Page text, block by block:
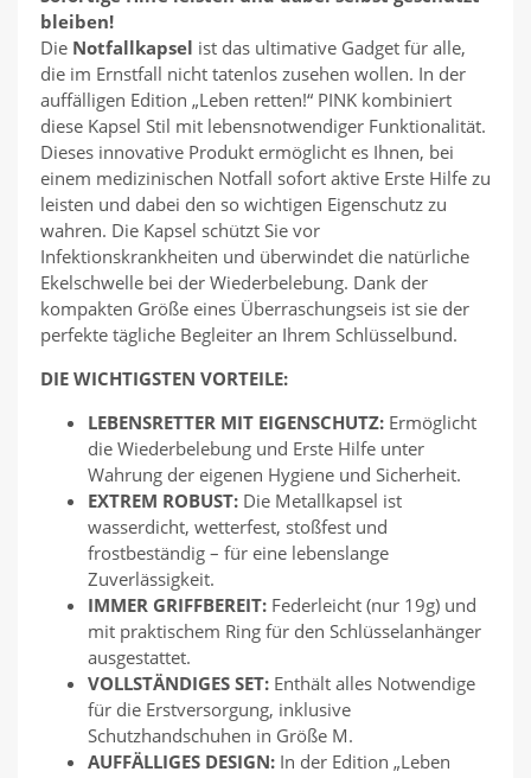
bleiben!
Die Notfallkapsel ist das ultimative Gadget für alle,
die im Ernstfall nicht tatenlos zusehen wollen. In der
auffälligen Edition „Leben retten!“ PINK kombiniert
diese Kapsel Stil mit lebensnotwendiger Funktionalität.
Dieses innovative Produkt ermöglicht es Ihnen, bei
einem medizinischen Notfall sofort aktive Erste Hilfe zu
leisten und dabei den so wichtigen Eigenschutz zu
wahren. Die Kapsel schützt Sie vor
Infektionskrankheiten und überwindet die natürliche
Ekelschwelle bei der Wiederbelebung. Dank der
kompakten Größe eines Überraschungseis ist sie der
perfekte tägliche Begleiter an Ihrem Schlüsselbund.
DIE WICHTIGSTEN VORTEILE:
LEBENSRETTER MIT EIGENSCHUTZ:Ermöglicht
die Wiederbelebung und Erste Hilfe unter
Wahrung der eigenen Hygiene und Sicherheit.
EXTREM ROBUST:Die Metallkapsel ist
wasserdicht, wetterfest, stoßfest und
frostbeständig – für eine lebenslange
Zuverlässigkeit.
IMMER GRIFFBEREIT:Federleicht (nur 19g) und
mit praktischem Ring für den Schlüsselanhänger
ausgestattet.
VOLLSTÄNDIGES SET:Enthält alles Notwendige
für die Erstversorgung, inklusive
Schutzhandschuhen in Größe M.
AUFFÄLLIGES DESIGN:In der Edition „Leben